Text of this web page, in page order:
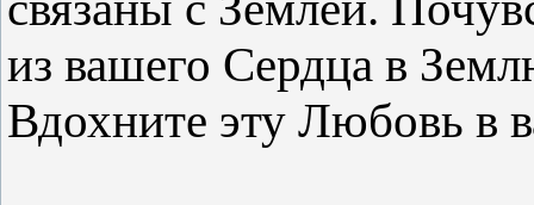
из вашего Сердца в
Вдохните эту Любовь в